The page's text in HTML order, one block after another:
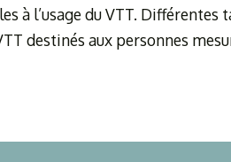
à l’usage du VTT.
destinés aux personnes